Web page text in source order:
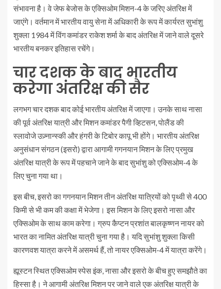
संभावना है। वे जेफ बेजोस के एक्सिओम मिशन-4 के जरिए अंतरिक्ष में
जाएंगे। वर्तमान में भारतीय वायु सेना में अधिकारी के रूप में कार्यरत सुभांशु
शुक्ला 1984 में विंग कमांडर राकेश शर्मा के बाद अंतरिक्ष में जाने वाले दूसरे
भारतीय बनकर इतिहास रचेंगे।
चार दशक के बाद भारतीय
करेगा अंतरिक्ष की सैर
लगभग चार दशक बाद कोई भारतीय अंतरिक्ष में जाएगा। उनके साथ नासा
की पूर्व अंतरिक्ष यात्री और मिशन कमांडर पैगी व्हिटसन, पोलैंड की
स्लावोजे उज़्नान्स्की और हंगरी के टिबोर कापू भी होंगे। भारतीय अंतरिक्ष
अनुसंधान संगठन (इसरो) द्वारा आगामी गगनयान मिशन के लिए प्रमुख
अंतरिक्ष यात्री के रूप में पहचाने जाने के बाद सुभांशु को एक्सिओम-4 के
लिए चुना गया था।
इस बीच, इसरो का गगनयान मिशन तीन अंतरिक्ष यात्रियों को पृथ्वी से 400
किमी से भी कम की कक्षा में भेजेगा। इस मिशन के लिए इसरो नासा और
एक्सिओम के साथ काम करेगा। ग्रुप कैप्टन प्रशांत बालकृष्णन नायर को
भारत का नामित अंतरिक्ष यात्री चुना गया है। यदि सुभांशु शुक्ला किसी
कारणवश यात्रा करने में असमर्थ हैं, तो नायर एक्सिओम-4 में यात्रा करेंगे।
ह्यूस्टन स्थित एक्सिओम स्पेस इंक, नासा और इसरो के बीच हुए समझौते का
हिस्सा है। ने आगामी अंतरिक्ष मिशन पर जाने वाले एक अंतरिक्ष यात्री के